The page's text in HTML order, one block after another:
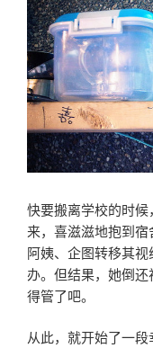
快要搬离学校的时
来，喜滋滋地抱到
阿姨、企图转移其
办。但结果，她倒
得管了吧。
从此，就开始了一